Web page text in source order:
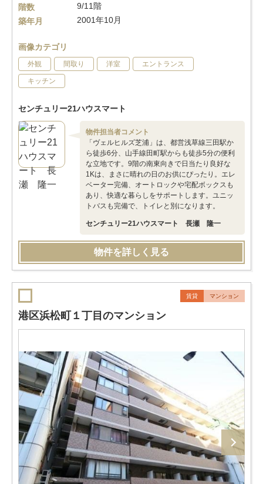
階数
9/11階
築年月
2001年10月
画像カテゴリ
外観 間取り 洋室 エントランス
キッチン
センチュリー21ハウスマート
物件担当者コメント
「ヴェルヒルズ芝浦」は、都営浅草線三田駅か
ら徒歩6分、山手線田町駅からも徒歩5分の便利
な立地です。9階の南東向きで日当たり良好な
1Kは、まさに晴れの日のお供にぴったり。エレ
ベーター完備、オートロックや宅配ボックスも
あり、快適な暮らしをサポートします。ユニッ
トバスも完備で、トイレと別になります。
センチュリー21ハウスマート 長瀬 隆一
物件を詳しく見る
賃貸 マンション
港区浜松町１丁目のマンション